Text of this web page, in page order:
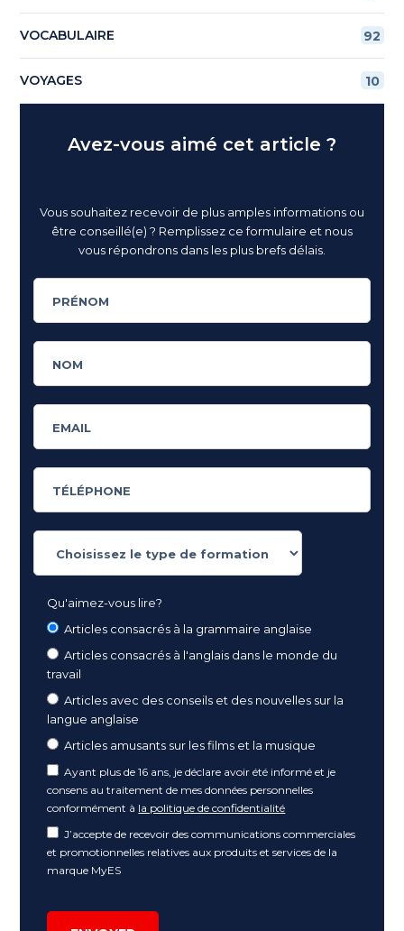
VOCABULAIRE 92
VOYAGES 10
Avez-vous aimé cet article ?
Vous souhaitez recevoir de plus amples informations ou
être conseillé(e) ? Remplissez ce formulaire et nous
vous répondrons dans les plus brefs délais.
Qu'aimez-vous lire?
Articles consacrés à la grammaire anglaise
Articles consacrés à l'anglais dans le monde du
travail
Articles avec des conseils et des nouvelles sur la
langue anglaise
Articles amusants sur les films et la musique
Ayant plus de 16 ans, je déclare avoir été informé et je
consens au traitement de mes données personnelles
conformément à la politique de confidentialité
J’accepte de recevoir des communications commerciales
et promotionnelles relatives aux produits et services de la
marque MyES